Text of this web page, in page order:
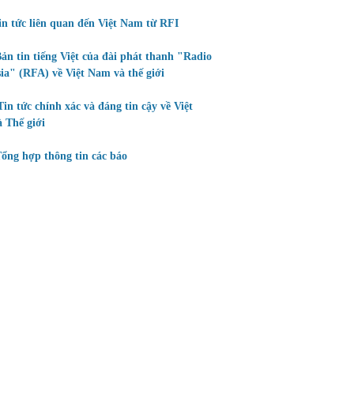
tức liên quan đến Việt Nam từ RFI
tin tiếng Việt của đài phát thanh "Radio
(RFA) về Việt Nam và thế giới
tức chính xác và đáng tin cậy về Việt
Thế giới
hợp thông tin các báo